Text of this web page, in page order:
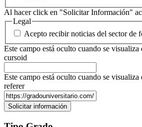
Al hacer click en "Solicitar Información"
Legal
Acepto recibir noticias del sector de
Este campo está oculto cuando se
cursoid
Este campo está oculto cuando se
referer